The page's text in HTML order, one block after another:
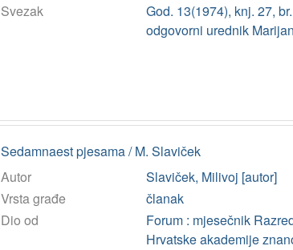
Svezak
God. 13(1974), knj. 27,
odgovorni urednik
Sedamnaest pjesama / M. Slaviček
Autor
Slaviček, Milivoj [autor]
Vrsta građe
članak
Dio od
Forum : mjesečnik
Hrvatske akademije